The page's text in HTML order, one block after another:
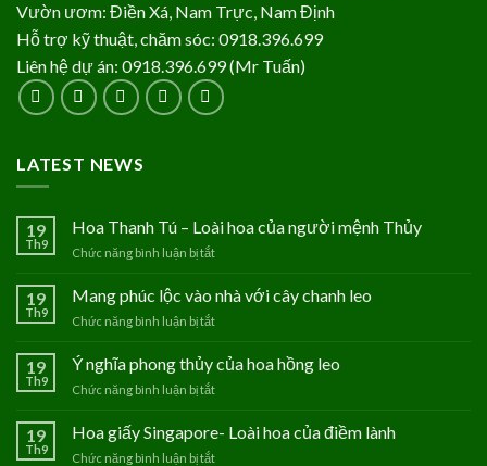
Vườn ươm: Điền Xá, Nam Trực, Nam Định
Hỗ trợ kỹ thuật, chăm sóc: 0918.396.699
Liên hệ dự án: 0918.396.699 (Mr Tuấn)
LATEST NEWS
19
Th9
Hoa Thanh Tú – Loài hoa của người mệnh Thủy
Chức năng bình luận bị tắt
Thanh
hoa
Thủy
19
Th9
Mang phúc lộc vào nhà với cây chanh leo
Chức năng bình luận bị tắt
phúc
với
19
Th9
Ý nghĩa phong thủy của hoa hồng leo
Chức năng bình luận bị tắt
nghĩa
19
Th9
Hoa giấy Singapore- Loài hoa của điềm lành
Chức năng bình luận bị tắt